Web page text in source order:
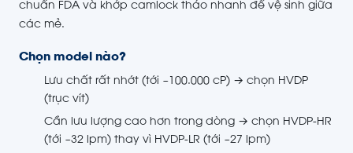
chuẩn FDA và khớp camlock tháo nhanh để vệ sinh giữa
các mẻ.
Chọn model nào?
Lưu chất rất nhớt (tới ~100.000 cP) → chọn HVDP
(trục vít)
Cần lưu lượng cao hơn trong dòng → chọn HVDP-HR
(tới ~32 lpm) thay vì HVDP-LR (tới ~27 lpm)